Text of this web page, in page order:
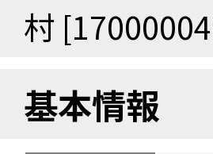
村
基本情報